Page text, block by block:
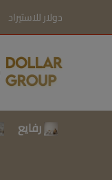
دولار للاستيراد
رفايع